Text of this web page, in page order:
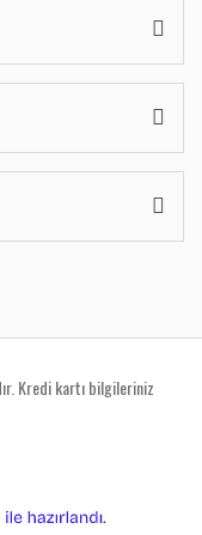
Kredi kartı bilgileriniz
e-